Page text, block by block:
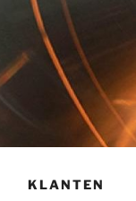
KLANTEN